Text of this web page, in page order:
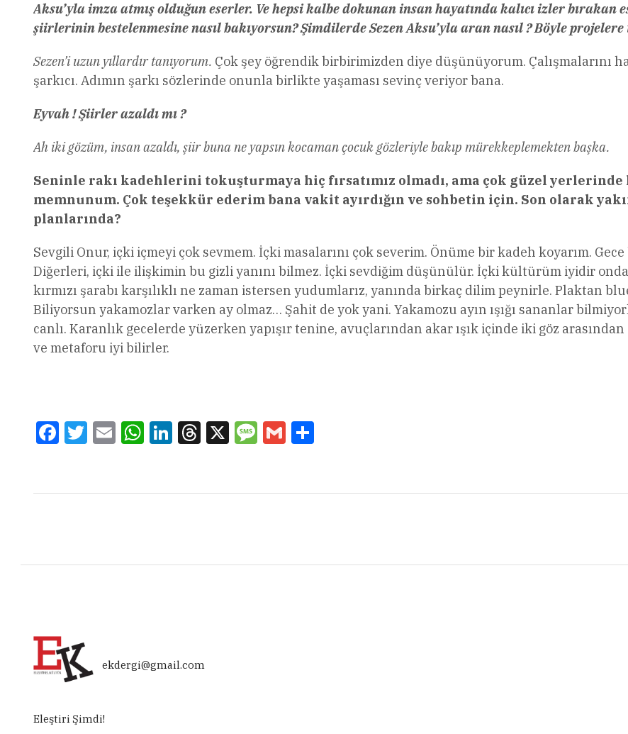
Aksu’yla imza atmış olduğun eserler. Ve hepsi kalbe dokunan insan hayatında kalıcı izler bırakan
şiirlerinin bestelenmesine nasıl bakıyorsun? Şimdilerde Sezen Aksu’yla aran nasıl ? Böyle
Sezen’i uzun yıllardır tanıyorum. Çok şey öğrendik birbirimizden diye düşünüyorum. Çalışmalarını
şarkıcı. Adımın şarkı sözlerinde onunla birlikte yaşaması sevinç veriyor bana.
Eyvah ! Şiirler azaldı mı ?
Ah iki gözüm, insan azaldı, şiir buna ne yapsın kocaman çocuk gözleriyle bakıp mürekkeplemekten başka.
Seninle rakı kadehlerini tokuşturmaya hiç fırsatımız olmadı, ama çok güzel
memnunum. Çok teşekkür ederim bana vakit ayırdığın ve sohbetin için. Son olarak
planlarında?
Sevgili Onur, içki içmeyi çok sevmem. İçki masalarını çok severim. Önüme bir kadeh koyarım.
Diğerleri, içki ile ilişkimin bu gizli yanını bilmez. İçki sevdiğim düşünülür. İçki kültürüm iyidir
kırmızı şarabı karşılıklı ne zaman istersen yudumlarız, yanında birkaç dilim peynirle. Plaktan
Biliyorsun yakamozlar varken ay olmaz… Şahit de yok yani. Yakamozu ayın ışığı sananlar
canlı. Karanlık gecelerde yüzerken yapışır tenine, avuçlarından akar ışık içinde iki göz
ve metaforu iyi bilirler.
FacebookTwitterEmail WhatsAppLinkedInThreads
X Message
Gmail
ekdergi@gmail.com
Eleştiri Şimdi!